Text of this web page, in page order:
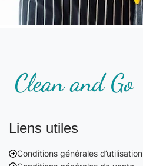
Liens utiles
Conditions générales d’utilisation